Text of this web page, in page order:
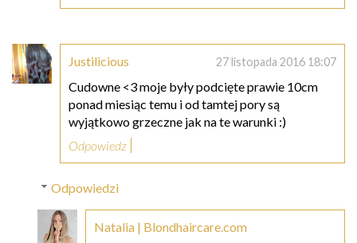
Justilicious 27 listopada 2016 18:07
Cudowne <3 moje były podcięte prawie 10cm
ponad miesiąc temu i od tamtej pory są
wyjątkowo grzeczne jak na te warunki :)
Odpowiedz
Odpowiedzi
Natalia | Blondhaircare.com